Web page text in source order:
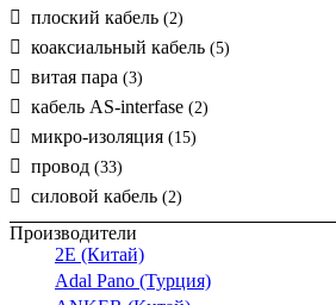
4-16(4)
27-35(2)
28-35 (1)
35-50(3)
4-70(3)
50-70(1)
плоский кабель (2)
коаксиальный кабель (5)
витая пара (3)
кабель AS-interfase (2)
микро-изоляция (15)
провод (33)
силовой кабель (2)
Производители
2E (Китай)
Adal Pano (Турция)